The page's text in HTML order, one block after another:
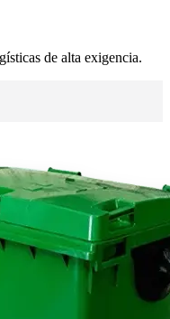
de alta exigencia.